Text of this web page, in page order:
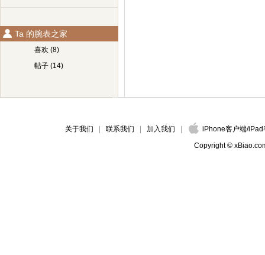
Ta 的腕表之家
喜欢 (8)
帖子 (14)
关于我们 联系我们 加入我们 iPhone客户端/iPad
Copyright ©